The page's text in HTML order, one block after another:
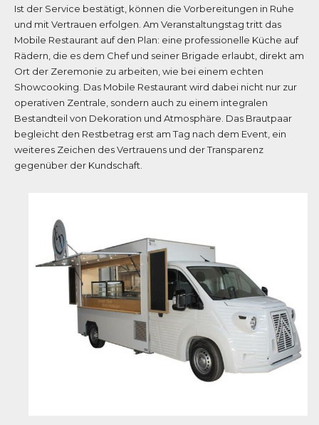
Ist der Service bestätigt, können die Vorbereitungen in Ruhe
und mit Vertrauen erfolgen. Am Veranstaltungstag tritt das
Mobile Restaurant auf den Plan: eine professionelle Küche auf
Rädern, die es dem Chef und seiner Brigade erlaubt, direkt am
Ort der Zeremonie zu arbeiten, wie bei einem echten
Showcooking. Das Mobile Restaurant wird dabei nicht nur zur
operativen Zentrale, sondern auch zu einem integralen
Bestandteil von Dekoration und Atmosphäre. Das Brautpaar
begleicht den Restbetrag erst am Tag nach dem Event, ein
weiteres Zeichen des Vertrauens und der Transparenz
gegenüber der Kundschaft.